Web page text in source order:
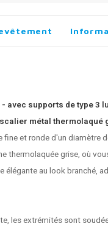
avec supports de type 3
métal thermolaqué
fine et ronde d'un diamètre
thermolaquée grise, où
élégante au look branché,
les extrémités sont